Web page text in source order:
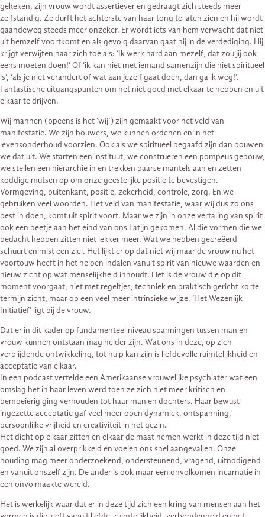
gekeken, zijn vrouw wordt assertiever en gedraagt zich steeds meer
zelfstandig. Ze durft het achterste van haar tong te laten zien en hij wordt
gaandeweg steeds meer onzeker. Er wordt iets van hem verwacht dat niet
uit hemzelf voortkomt en als gevolg daarvan gaat hij in de verdediging. Hij
krijgt verwijten naar zich toe als: ‘Ik werk hard aan mezelf, dat zou jij ook
eens moeten doen!’ Of ‘ik kan niet met iemand samenzijn die niet spiritueel
is’, ‘als je niet verandert of wat aan jezelf gaat doen, dan ga ik weg!’.
Fantastische uitgangspunten om het niet goed met elkaar te hebben en uit
elkaar te drijven.
Wij mannen (opeens is het ‘wij’) zijn gemaakt voor het veld van
manifestatie. We zijn bouwers, we kunnen ordenen en in het
levensonderhoud voorzien. Ook als we spiritueel begaafd zijn dan bouwen
we dat uit. We starten een instituut, we construeren een pompeus gebouw,
we stellen een hiërarchie in en trekken paarse mantels aan en zetten
koddige mutsen op om onze geestelijke positie te bevestigen.
Vormgeving, buitenkant, positie, zekerheid, controle, zorg. En we
gebruiken veel woorden. Het veld van manifestatie, waar wij dus zo ons
best in doen, komt uit spirit voort. Maar we zijn in onze vertaling van spirit
ook een beetje aan het eind van ons Latijn gekomen. Al die vormen die we
bedacht hebben zitten niet lekker meer. Wat we hebben gecreëerd
schuurt en mist een ziel. Het lijkt er op dat niet wij maar de vrouw nu het
voortouw heeft in het helpen indalen vanuit spirit van nieuwe waarden en
nieuw zicht op wat menselijkheid inhoudt. Het is de vrouw die op dit
moment voorgaat, niet met regeltjes, techniek en praktisch gericht korte
termijn zicht, maar op een veel meer intrinsieke wijze. ‘Het Wezenlijk
Initiatief’ ligt bij de vrouw.
Dat er in dit kader op fundamenteel niveau spanningen tussen man en
vrouw kunnen ontstaan mag helder zijn. Wat ons in deze, op zich
verblijdende ontwikkeling, tot hulp kan zijn is liefdevolle ruimtelijkheid en
acceptatie van elkaar.
In een podcast vertelde een Amerikaanse vrouwelijke psychiater wat een
omslag het in haar leven werd toen ze zich niet meer kritisch en
bemoeierig ging verhouden tot haar man en dochters. Haar bewust
ingezette acceptatie gaf veel meer open dynamiek, ontspanning,
persoonlijke vrijheid en creativiteit in het gezin.
Het dicht op elkaar zitten en elkaar de maat nemen werkt in deze tijd niet
goed. We zijn al overprikkeld en voelen ons snel aangevallen. Onze
houding mag meer onderzoekend, ondersteunend, vragend, uitnodigend
en vanuit onszelf zijn. De ander is ook maar een onvolkomen incarnatie in
een onvolmaakte wereld.
Het is werkelijk waar dat er in deze tijd zich een kring van mensen aan het